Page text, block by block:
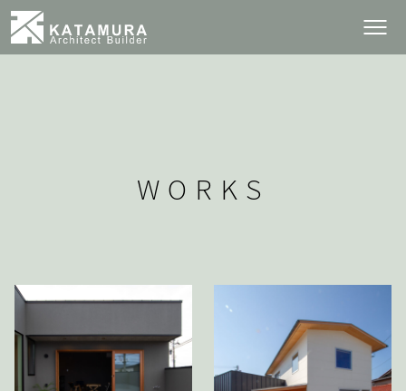
WORKS